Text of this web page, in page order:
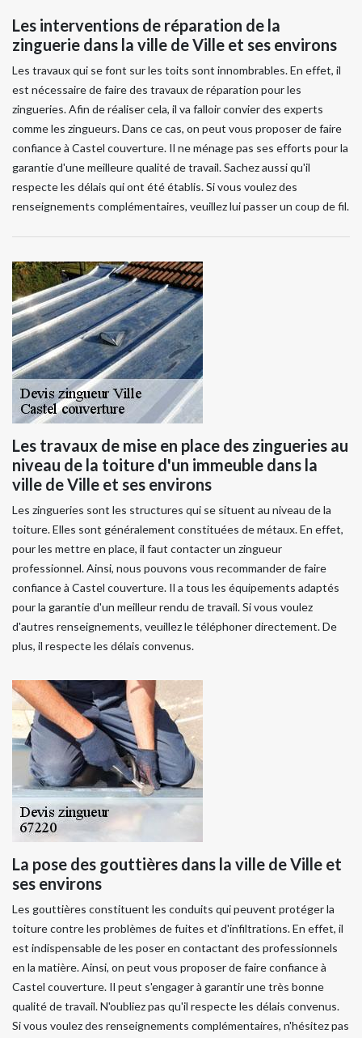
Les interventions de réparation de la
zinguerie dans la ville de Ville et ses environs
Les travaux qui se font sur les toits sont innombrables. En effet, il
est nécessaire de faire des travaux de réparation pour les
zingueries. Afin de réaliser cela, il va falloir convier des experts
comme les zingueurs. Dans ce cas, on peut vous proposer de faire
confiance à Castel couverture. Il ne ménage pas ses efforts pour la
garantie d'une meilleure qualité de travail. Sachez aussi qu'il
respecte les délais qui ont été établis. Si vous voulez des
renseignements complémentaires, veuillez lui passer un coup de fil.
Les travaux de mise en place des zingueries au
niveau de la toiture d'un immeuble dans la
ville de Ville et ses environs
Les zingueries sont les structures qui se situent au niveau de la
toiture. Elles sont généralement constituées de métaux. En effet,
pour les mettre en place, il faut contacter un zingueur
professionnel. Ainsi, nous pouvons vous recommander de faire
confiance à Castel couverture. Il a tous les équipements adaptés
pour la garantie d'un meilleur rendu de travail. Si vous voulez
d'autres renseignements, veuillez le téléphoner directement. De
plus, il respecte les délais convenus.
La pose des gouttières dans la ville de Ville et
ses environs
Les gouttières constituent les conduits qui peuvent protéger la
toiture contre les problèmes de fuites et d'infiltrations. En effet, il
est indispensable de les poser en contactant des professionnels
en la matière. Ainsi, on peut vous proposer de faire confiance à
Castel couverture. Il peut s'engager à garantir une très bonne
qualité de travail. N'oubliez pas qu'il respecte les délais convenus.
Si vous voulez des renseignements complémentaires, n'hésitez pas